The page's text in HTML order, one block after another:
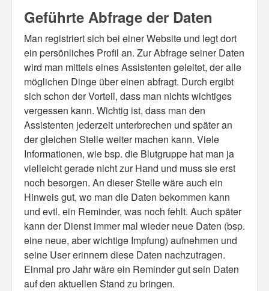
Psychos
30 Day Missions
Travel
Gin & Tonic Ranking
Sideblog
Geführte Abfrage der Daten
Man registriert sich bei einer Website und legt dort
ein persönliches Profil an. Zur Abfrage seiner Daten
wird man mittels eines Assistenten geleitet, der alle
möglichen Dinge über einen abfragt. Durch ergibt
sich schon der Vorteil, dass man nichts wichtiges
vergessen kann. Wichtig ist, dass man den
Assistenten jederzeit unterbrechen und später an
der gleichen Stelle weiter machen kann. Viele
Informationen, wie bsp. die Blutgruppe hat man ja
vielleicht gerade nicht zur Hand und muss sie erst
noch besorgen. An dieser Stelle wäre auch ein
Hinweis gut, wo man die Daten bekommen kann
und evtl. ein Reminder, was noch fehlt. Auch später
kann der Dienst immer mal wieder neue Daten (bsp.
eine neue, aber wichtige Impfung) aufnehmen und
seine User erinnern diese Daten nachzutragen.
Einmal pro Jahr wäre ein Reminder gut sein Daten
auf den aktuellen Stand zu bringen.